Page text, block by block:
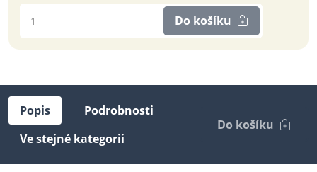
Do košíku
Popis
Podrobnosti
Ve stejné kategorii
Do košíku